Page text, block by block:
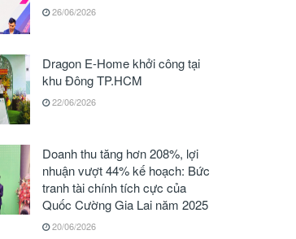
26/06/2026
Dragon E-Home khởi công tại
khu Đông TP.HCM
22/06/2026
Doanh thu tăng hơn 208%, lợi
nhuận vượt 44% kế hoạch: Bức
tranh tài chính tích cực của
Quốc Cường Gia Lai năm 2025
20/06/2026